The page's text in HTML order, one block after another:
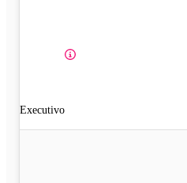
Executivo